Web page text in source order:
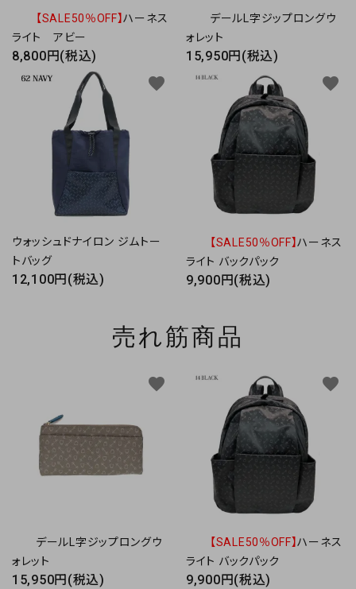
【SALE50％OFF】ハーネス
ライト アビー
8,800円(税込)
デールL字ジップロングウ
ォレット
15,950円(税込)
ウォッシュドナイロン ジムトー
トバッグ
12,100円(税込)
favorite
【SALE50％OFF】ハーネス
ライト バックパック
9,900円(税込)
favorite
売れ筋商品
デールL字ジップロングウ
ォレット
15,950円(税込)
favorite
【SALE50％OFF】ハーネス
ライト バックパック
9,900円(税込)
favorite